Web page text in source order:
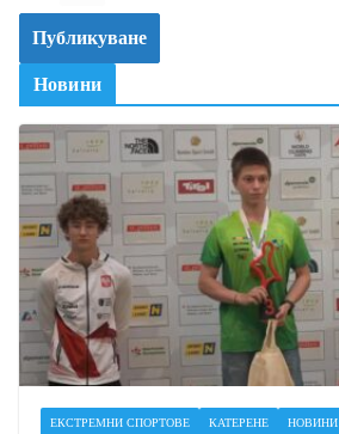
Новини
ЕКСТРЕМНИ СПОРТОВЕ КАТЕРЕНЕ НОВИНИ